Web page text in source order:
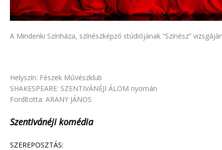
A Mindenki Színháza, színészképző stúdiójának “Színész”
Helyszín: Fészek Művészklub
SHAKESPEARE: SZENTIVÁNÉJI ÁLOM nyomán
Fordította: ARANY JÁNOS
Szentivánéji komédia
SZEREPOSZTÁS: